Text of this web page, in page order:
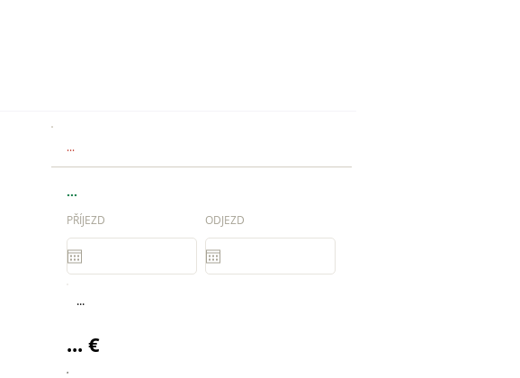
...
...
PŘÍJEZD ODJEZD
...
... €
.